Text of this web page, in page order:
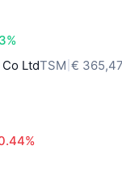
LtdTSM €